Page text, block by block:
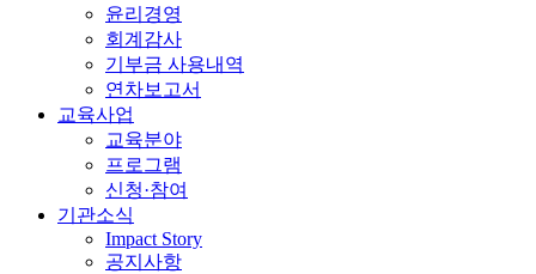
윤리경영
회계감사
기부금 사용내역
연차보고서
교육사업
교육분야
프로그램
신청·참여
기관소식
Impact Story
공지사항